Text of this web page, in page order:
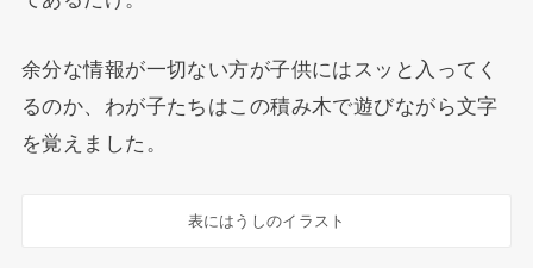
余分な情報が一切ない方が子供にはスッと入ってく
るのか、わが子たちはこの積み木で遊びながら文字
を覚えました。
表にはうしのイラスト